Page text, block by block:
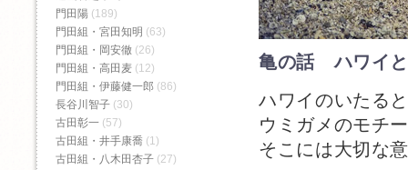
亀の話 ハワイ
ハワイのいたる
ウミガメのモチ
そこには大切な
門田陽 (189)
門田組・宮田知明 (63)
門田組・岡安徹 (26)
門田組・高田麦 (12)
門田組・伊藤健一郎 (86)
長谷川智子 (30)
古田彰一 (57)
古田組・井手康喬 (1)
古田組・八木田杏子 (27)